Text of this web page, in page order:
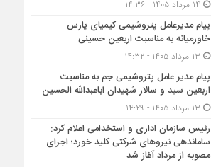
پیام مدیرعامل پتروشیمی کیمیای پارس
خاورمیانه به مناسبت اربعین حسینی
پیام مدیر عامل پتروشیمی جم به مناسبت
اربعین سید و سالار شهیدان اباعبدالله الحسین
رئیس سازمان اداری و استخدامی اعلام کرد:
ساماندهی نیروهای شرکتی کلید خورد؛ اجرای
مصوبه از مرداد آغاز شد